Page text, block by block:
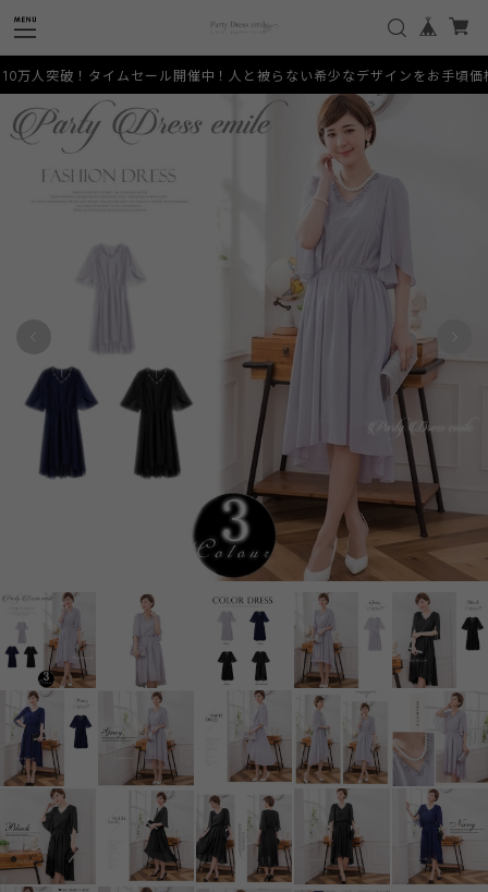
人突破！タイムセール開催中！人と被らない希少なデザインをお手頃価